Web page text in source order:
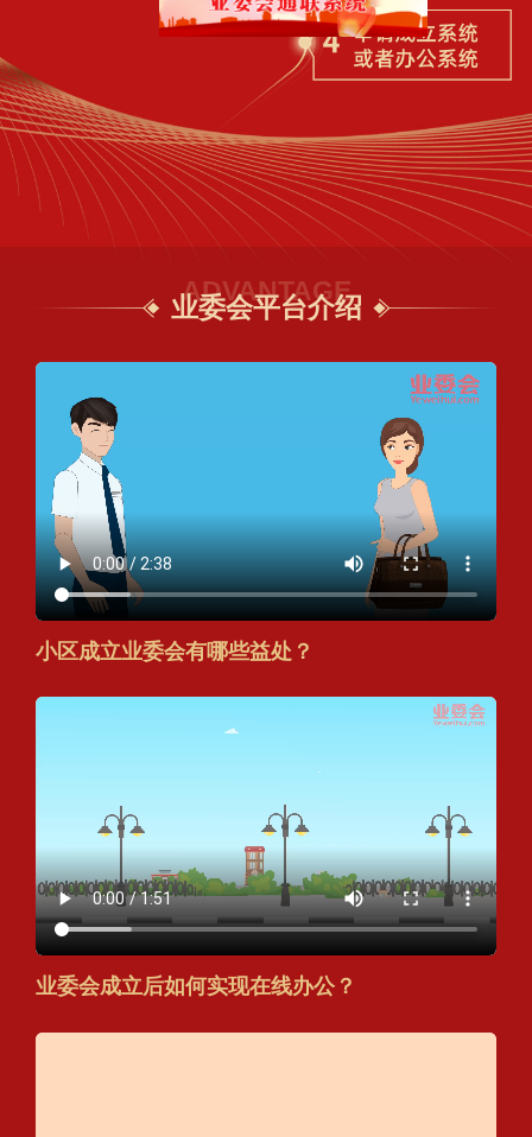
ADVANTAGE
业委会平台介绍
小区成立业委会有哪些益处？
业委会成立后如何实现在线办公？